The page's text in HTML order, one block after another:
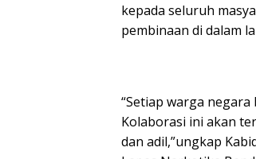
kepada seluruh
pembinaan di dalam
“Setiap warga
Kolaborasi ini akan
dan adil,”ungkap